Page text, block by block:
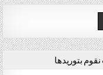
بتوريدها